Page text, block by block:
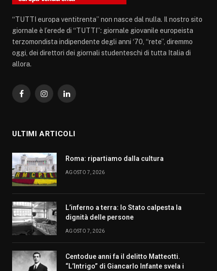
“TUTTI europa ventitrenta” non nasce dal nulla. Il nostro sito
giornale è l’erede di “TUTTI”: giornale giovanile europeista
terzomondista indipendente degli anni ‘70, “rete”, diremmo
oggi, dei direttori dei giornali studenteschi di tutta Italia di
allora.
FacebookInstagramLinkedIn
ULTIMI ARTICOLI
Roma: ripartiamo dalla cultura
AGOSTO 7, 2026
L’inferno a terra: lo Stato calpesta la
dignità delle persone
AGOSTO 7, 2026
Centodue anni fa il delitto Matteotti.
“L’Intrigo” di Giancarlo Infante svela i